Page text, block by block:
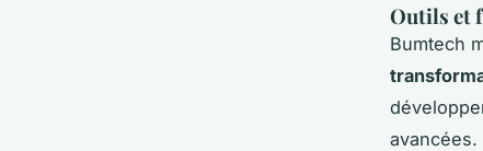
Outils et
Bumtech